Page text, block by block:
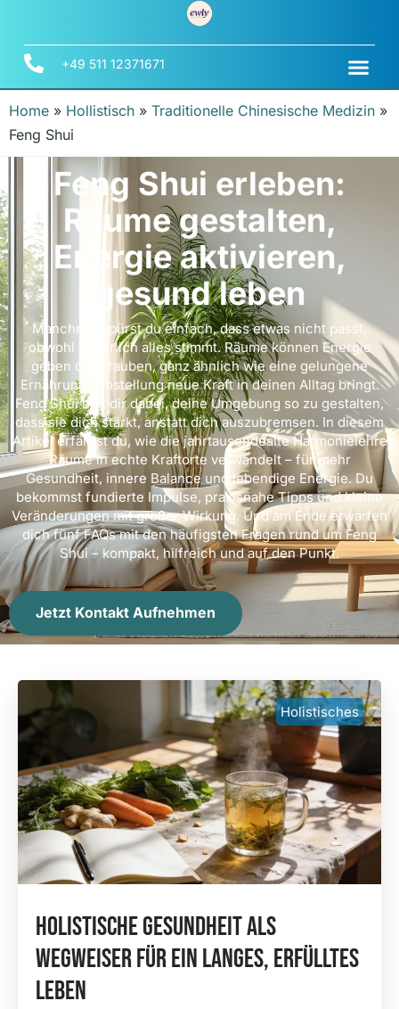
+49 511 12371671
Home » Hollistisch » Traditionelle Chinesische Medizin »
Feng Shui
Feng Shui erleben:
Räume gestalten,
Energie aktivieren,
gesund leben
Manchmal spürst du einfach, dass etwas nicht passt,
obwohl äußerlich alles stimmt. Räume können Energie
geben oder rauben, ganz ähnlich wie eine gelungene
Ernährungsumstellung neue Kraft in deinen Alltag bringt.
Feng Shui hilft dir dabei, deine Umgebung so zu gestalten,
dass sie dich stärkt, anstatt dich auszubremsen. In diesem
Artikel erfährst du, wie die jahrtausendealte Harmonielehre
Räume in echte Kraftorte verwandelt – für mehr
Gesundheit, innere Balance und lebendige Energie. Du
bekommst fundierte Impulse, praxisnahe Tipps und kleine
Veränderungen mit großer Wirkung. Und am Ende erwarten
dich fünf FAQs mit den häufigsten Fragen rund um Feng
Shui – kompakt, hilfreich und auf den Punkt.
Jetzt Kontakt Aufnehmen
Holistisches
Holistische Gesundheit Als
Wegweiser Für Ein Langes, Erfülltes
Leben